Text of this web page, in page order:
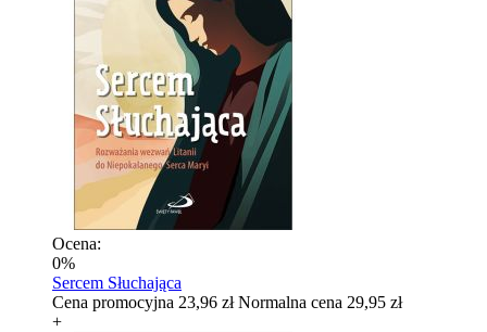
Ocena:
0%
Sercem Słuchająca
Cena promocyjna 23,96 zł Normalna cena 29,95 zł
+